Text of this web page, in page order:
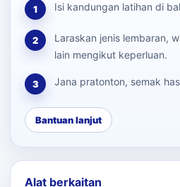
1 Isi kandungan latihan di
2
Laraskan jenis lembaran,
lain mengikut keperluan.
3 Jana pratonton, semak
Bantuan lanjut
Alat berkaitan